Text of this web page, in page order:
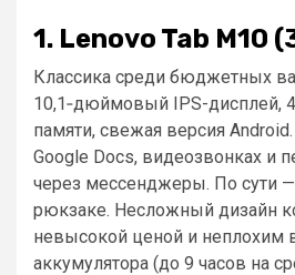
1. Lenovo Tab M10
Классика среди бюджетных
10,1‑дюймовый IPS-дисплей,
памяти, свежая версия
Google Docs, видеозвонках и
через мессенджеры. По сути —
рюкзаке. Несложный дизайн
невысокой ценой и неплохим
аккумулятора (до 9 часов на